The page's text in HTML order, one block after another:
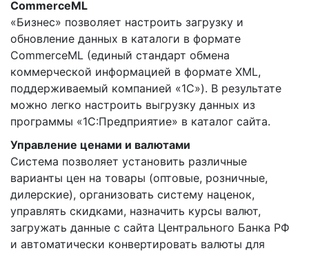
CommerceML
«Бизнес» позволяет настроить загрузку и
обновление данных в каталоги в формате
CommerceML (единый стандарт обмена
коммерческой информацией в формате XML,
поддерживаемый компанией «1C»). В результате
можно легко настроить выгрузку данных из
программы «1С:Предприятие» в каталог сайта.
Управление ценами и валютами
Система позволяет установить различные
варианты цен на товары (оптовые, розничные,
дилерские), организовать систему наценок,
управлять скидками, назначить курсы валют,
загружать данные с сайта Центрального Банка РФ
и автоматически конвертировать валюты для